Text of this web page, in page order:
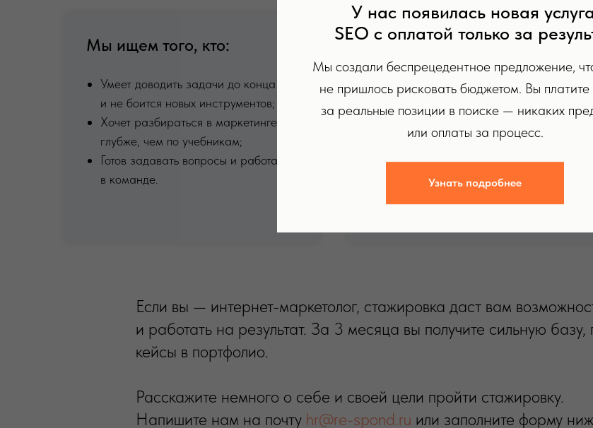
У нас появилась новая
SEO с оплатой только за
Мы создали беспрецедентное предложение,
не пришлось рисковать бюджетом. Вы платите
за реальные позиции в поиске — никаких
или оплаты за процесс.
Узнать подробнее
Мы ищем того, кто:
Умеет доводить задачи до конца
и не боится новых инструментов;
Хочет разбираться в маркетинге
глубже, чем по учебникам;
Готов задавать вопросы и работать
в команде.
Чем вы будете заниматься:
Ваши задачи будут зависеть
заданий». Все, что вы будете
делать — часть живых проектов.
Если вы — интернет-маркетолог, стажировка даст вам
и работать на результат. За 3 месяца вы получите сильную
кейсы в портфолио.
Расскажите немного о себе и своей цели пройти стажировку.
Напишите нам на почту hr@re-spond.ru или заполните форму